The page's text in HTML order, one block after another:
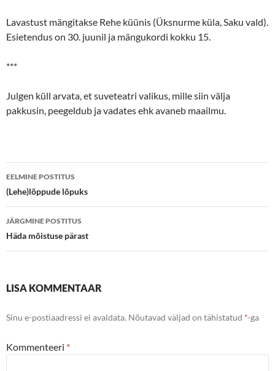
Lavastust mängitakse Rehe küünis (Üksnurme küla, Saku vald).
Esietendus on 30. juunil ja mängukordi kokku 15.
***
Julgen küll arvata, et suveteatri valikus, mille siin välja
pakkusin, peegeldub ja vadates ehk avaneb maailmu.
Postituste
töölaud
EELMINE POSTITUS
(Lehe)lõppude lõpuks
JÄRGMINE POSTITUS
Häda mõistuse pärast
LISA KOMMENTAAR
Sinu e-postiaadressi ei avaldata. Nõutavad väljad on tähistatud *-ga
Kommenteeri *